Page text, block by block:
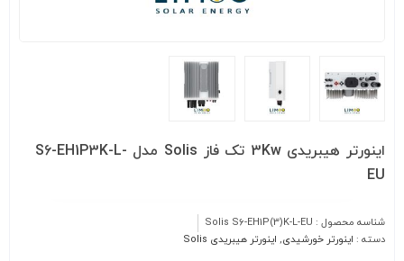
اینورتر هیبریدی 3Kw تک فاز Solis مدل S6-EH1P3K-L-
EU
شناسه محصول : Solis S6-EH1P(3)K-L-EU
دسته : اینورتر خورشیدی, اینورتر هیبریدی Solis